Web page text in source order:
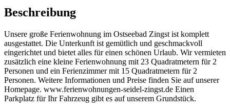
Beschreibung
Unsere große Ferienwohnung im Ostseebad Zingst ist komplett
ausgestattet. Die Unterkunft ist gemütlich und geschmackvoll
eingerichtet und bietet alles für einen schönen Urlaub. Wir vermieten
zusätzlich eine kleine Ferienwohnung mit 23 Quadratmetern für 2
Personen und ein Ferienzimmer mit 15 Quadratmetern für 2
Personen. Weitere Informationen und Preise finden Sie auf unserer
Homepage. www.ferienwohnungen-seidel-zingst.de Einen
Parkplatz für Ihr Fahrzeug gibt es auf unserem Grundstück.